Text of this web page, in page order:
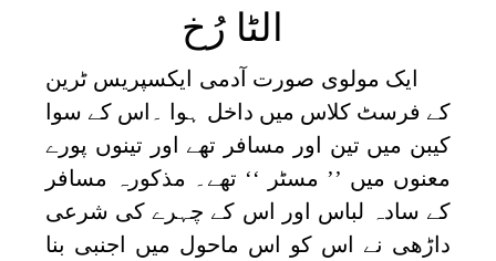
الٹا رُخ
ایک مولوی صورت آدمی ایکسپریس ٹرین
کے فرسٹ کلاس میں داخل ہوا ۔اس کے سوا
کیبن میں تین اور مسافر تھے اور تینوں پورے
معنوں میں ’’ مسٹر ‘‘ تھے۔ مذکورہ مسافر
کے سادہ لباس اور اس کے چہرے کی شرعی
داڑھی نے اس کو اس ماحول میں اجنبی بنا